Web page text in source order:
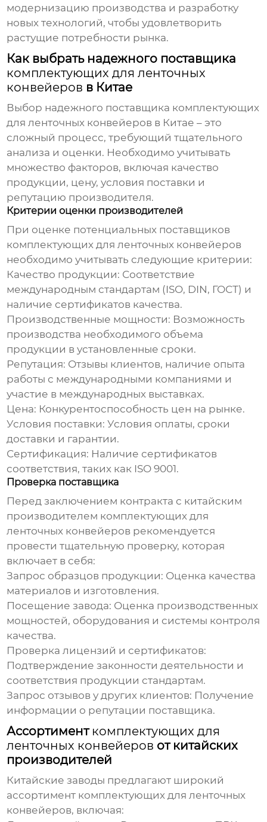
модернизацию производства и разработку
новых технологий, чтобы удовлетворить
растущие потребности рынка.
Как выбрать надежного поставщика
комплектующих для ленточных
конвейеров в Китае
Выбор надежного поставщика комплектующих
для ленточных конвейеров в Китае – это
сложный процесс, требующий тщательного
анализа и оценки. Необходимо учитывать
множество факторов, включая качество
продукции, цену, условия поставки и
репутацию производителя.
Критерии оценки производителей
При оценке потенциальных поставщиков
комплектующих для ленточных конвейеров
необходимо учитывать следующие критерии:
Качество продукции: Соответствие
международным стандартам (ISO, DIN, ГОСТ) и
наличие сертификатов качества.
Производственные мощности: Возможность
производства необходимого объема
продукции в установленные сроки.
Репутация: Отзывы клиентов, наличие опыта
работы с международными компаниями и
участие в международных выставках.
Цена: Конкурентоспособность цен на рынке.
Условия поставки: Условия оплаты, сроки
доставки и гарантии.
Сертификация: Наличие сертификатов
соответствия, таких как ISO 9001.
Проверка поставщика
Перед заключением контракта с китайским
производителем комплектующих для
ленточных конвейеров рекомендуется
провести тщательную проверку, которая
включает в себя:
Запрос образцов продукции: Оценка качества
материалов и изготовления.
Посещение завода: Оценка производственных
мощностей, оборудования и системы контроля
качества.
Проверка лицензий и сертификатов:
Подтверждение законности деятельности и
соответствия продукции стандартам.
Запрос отзывов у других клиентов: Получение
информации о репутации поставщика.
Ассортимент комплектующих для
ленточных конвейеров от китайских
производителей
Китайские заводы предлагают широкий
ассортимент комплектующих для ленточных
конвейеров, включая: